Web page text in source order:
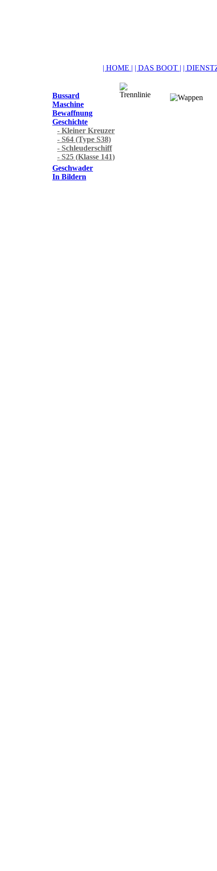
| HOME | | DAS BOOT | |
Bussard
Maschine
Bewaffnung
Geschichte
- Kleiner Kreuzer
- S64 (Type S38)
- Schleuderschiff
- S25 (Klasse 141)
Geschwader
In Bildern